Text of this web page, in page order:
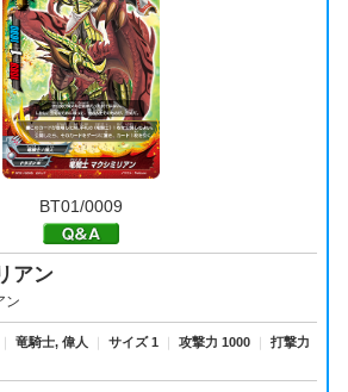
BT01/0009
アン
ン
｜ 竜騎士, 偉人 ｜ サイズ 1 ｜ 攻撃力 1000 ｜
打撃力